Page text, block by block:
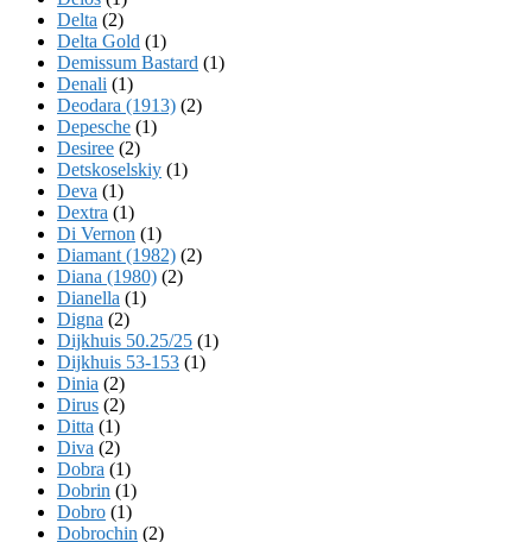
Delta (2)
Delta Gold (1)
Demissum Bastard (1)
Denali (1)
Deodara (1913) (2)
Depesche (1)
Desiree (2)
Detskoselskiy (1)
Deva (1)
Dextra (1)
Di Vernon (1)
Diamant (1982) (2)
Diana (1980) (2)
Dianella (1)
Digna (2)
Dijkhuis 50.25/25 (1)
Dijkhuis 53-153 (1)
Dinia (2)
Dirus (2)
Ditta (1)
Diva (2)
Dobra (1)
Dobrin (1)
Dobro (1)
Dobrochin (2)